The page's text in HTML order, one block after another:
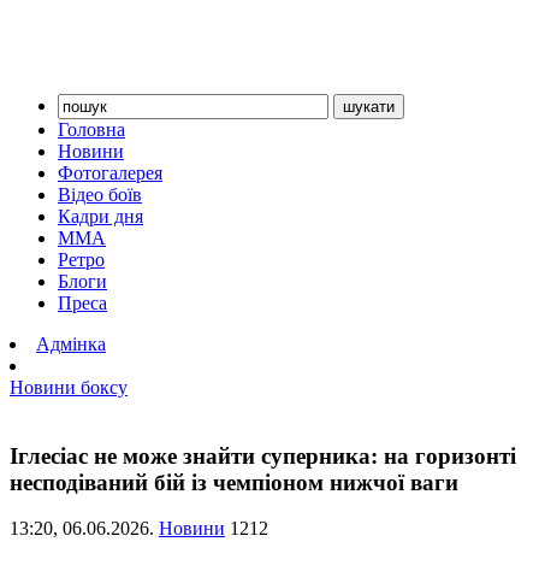
Головна
Новини
Фотогалерея
Відео боїв
Кадри дня
ММА
Ретро
Блоги
Преса
Адмінка
Новини боксу
Іглесіас не може знайти суперника: на горизонті
несподіваний бій із чемпіоном нижчої ваги
13:20, 06.06.2026. Новини 1212